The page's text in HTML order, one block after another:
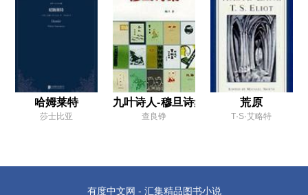
哈姆莱特
莎士比亚
九叶诗人-穆旦诗集三-（晚期作品）
查良铮
荒原
T·S·艾略特
有度中文网 - 汇集精品图书小说